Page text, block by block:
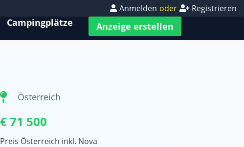
Anmelden oder Registrieren
Campingplätze
Anzeige erstellen
Österreich
€ 71 500
Preis Österreich inkl. Nova